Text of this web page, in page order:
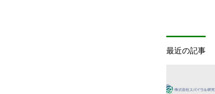
最近の記事